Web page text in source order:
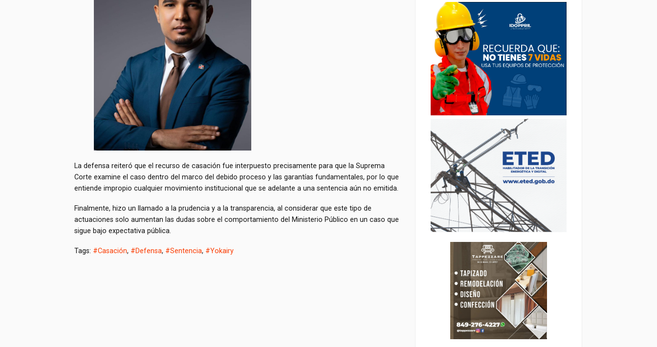
La defensa reiteró que el recurso de casación fue interpuesto precisamente para que la Suprema
Corte examine el caso dentro del marco del debido proceso y las garantías fundamentales, por lo que
entiende impropio cualquier movimiento institucional que se adelante a una sentencia aún no emitida.
Finalmente, hizo un llamado a la prudencia y a la transparencia, al considerar que este tipo de
actuaciones solo aumentan las dudas sobre el comportamiento del Ministerio Público en un caso que
sigue bajo expectativa pública.
Tags: #Casación, #Defensa, #Sentencia, #Yokairy